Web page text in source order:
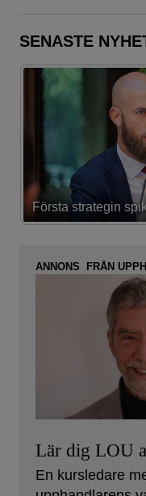
SENASTE
Första strategin
ANNONS FRÅN
Lär dig LOU
En kursledare